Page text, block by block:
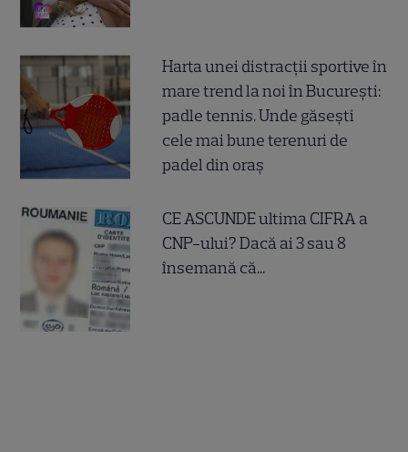
Harta unei distracții sportive în
mare trend la noi în București:
padle tennis. Unde găsești
cele mai bune terenuri de
padel din oraș
CE ASCUNDE ultima CIFRA a
CNP-ului? Dacă ai 3 sau 8
însemană că...